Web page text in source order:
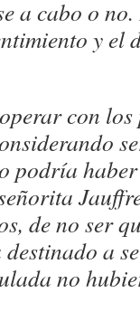
a cabo o
y el
con los
podría
de no ser
a
no